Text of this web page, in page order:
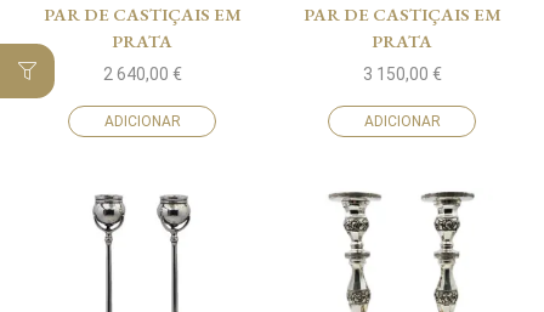
PAR DE CASTIÇAIS EM
PRATA
2 640,00 €
ADICIONAR
PAR DE CASTIÇAIS EM
PRATA
3 150,00 €
ADICIONAR